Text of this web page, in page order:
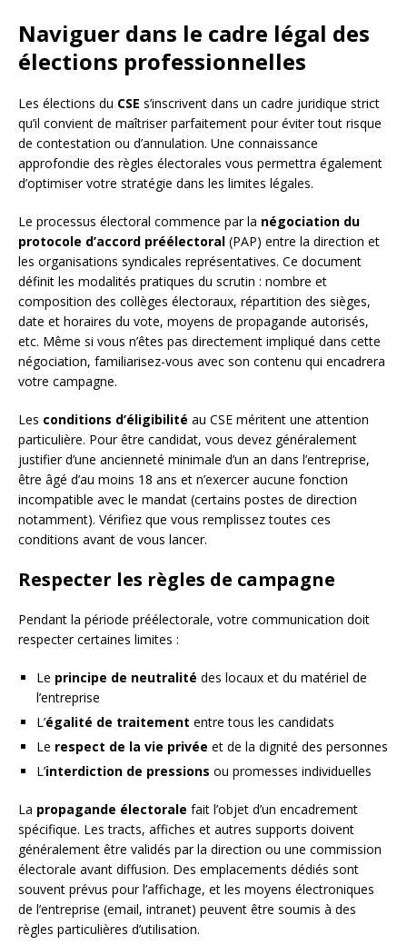
Naviguer dans le cadre légal des
élections professionnelles
Les élections du CSE s’inscrivent dans un cadre juridique strict
qu’il convient de maîtriser parfaitement pour éviter tout risque
de contestation ou d’annulation. Une connaissance
approfondie des règles électorales vous permettra également
d’optimiser votre stratégie dans les limites légales.
Le processus électoral commence par la négociation du
protocole d’accord préélectoral (PAP) entre la direction et
les organisations syndicales représentatives. Ce document
définit les modalités pratiques du scrutin : nombre et
composition des collèges électoraux, répartition des sièges,
date et horaires du vote, moyens de propagande autorisés,
etc. Même si vous n’êtes pas directement impliqué dans cette
négociation, familiarisez-vous avec son contenu qui encadrera
votre campagne.
Les conditions d’éligibilité au CSE méritent une attention
particulière. Pour être candidat, vous devez généralement
justifier d’une ancienneté minimale d’un an dans l’entreprise,
être âgé d’au moins 18 ans et n’exercer aucune fonction
incompatible avec le mandat (certains postes de direction
notamment). Vérifiez que vous remplissez toutes ces
conditions avant de vous lancer.
Respecter les règles de campagne
Pendant la période préélectorale, votre communication doit
respecter certaines limites :
Le principe de neutralité des locaux et du matériel de
l’entreprise
L’égalité de traitement entre tous les candidats
Le respect de la vie privée et de la dignité des personnes
L’interdiction de pressions ou promesses individuelles
La propagande électorale fait l’objet d’un encadrement
spécifique. Les tracts, affiches et autres supports doivent
généralement être validés par la direction ou une commission
électorale avant diffusion. Des emplacements dédiés sont
souvent prévus pour l’affichage, et les moyens électroniques
de l’entreprise (email, intranet) peuvent être soumis à des
règles particulières d’utilisation.